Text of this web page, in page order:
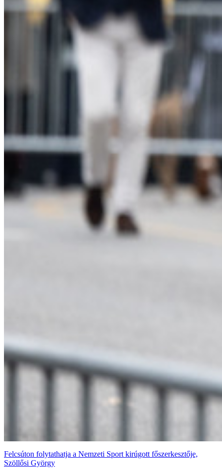
Felcsúton folytathatja a Nemzeti Sport kirúgott főszerkesztője,
Szöllősi György